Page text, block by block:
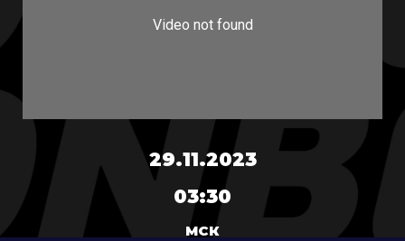
29.11.2023
03:30
МСК